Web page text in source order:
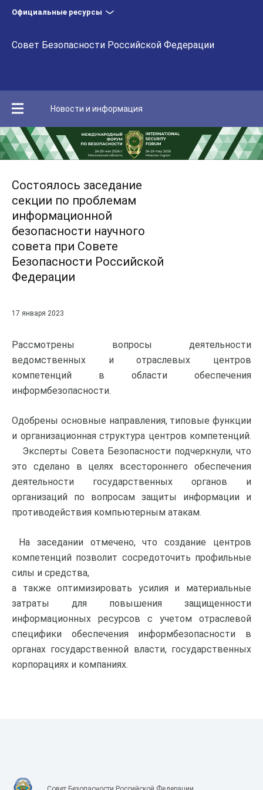
Официальные ресурсы
Совет Безопасности Российской Федерации
Новости и информация
Состоялось заседание
секции по проблемам
информационной
безопасности научного
совета при Совете
Безопасности Российской
Федерации
17 января 2023
Рассмотрены вопросы деятельности
ведомственных и отраслевых центров
компетенций в области обеспечения
информбезопасности.
Одобрены основные направления, типовые функции
и организационная структура центров компетенций.
Эксперты Совета Безопасности подчеркнули, что
это сделано в целях всестороннего обеспечения
деятельности государственных органов и
организаций по вопросам защиты информации и
противодействия компьютерным атакам.
На заседании отмечено, что создание центров
компетенций позволит сосредоточить профильные
силы и средства,
а также оптимизировать усилия и материальные
затраты для повышения защищенности
информационных ресурсов с учетом отраслевой
специфики обеспечения информбезопасности в
органах государственной власти, государственных
корпорациях и компаниях.